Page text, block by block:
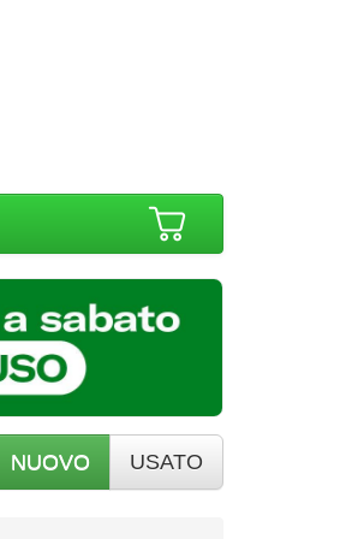
NUOVO USATO